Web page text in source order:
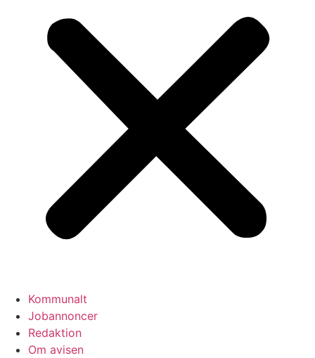
Kommunalt
Jobannoncer
Redaktion
Om avisen